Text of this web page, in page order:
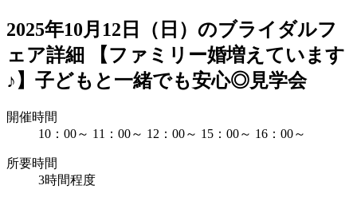
2025年10月12日（日）のブライダルフ
ェア詳細
【ファミリー婚増えています
♪】子どもと一緒でも安心◎見学会
開催時間
10：00～ 11：00～ 12：00～ 15：00～ 16：00～
所要時間
3時間程度